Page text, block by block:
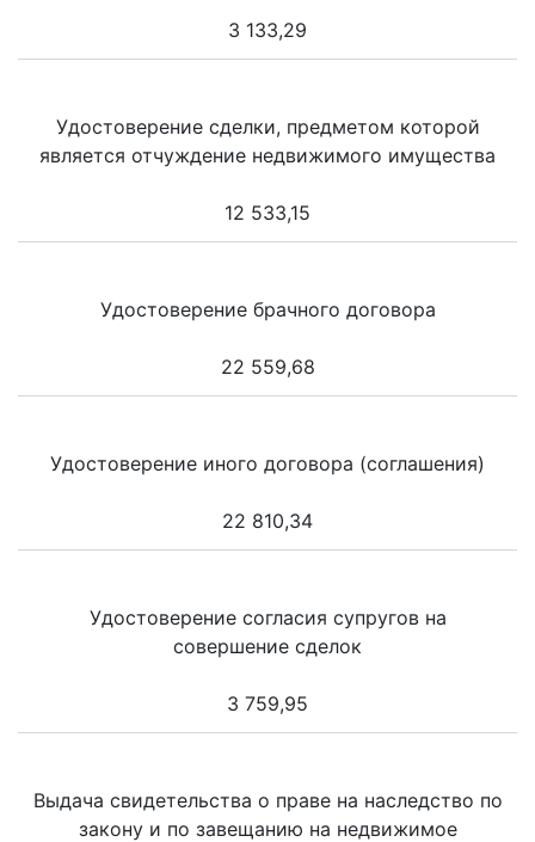
3 133,29
Удостоверение сделки, предметом которой
является отчуждение недвижимого имущества
12 533,15
Удостоверение брачного договора
22 559,68
Удостоверение иного договора (соглашения)
22 810,34
Удостоверение согласия супругов на
совершение сделок
3 759,95
Выдача свидетельства о праве на наследство по
закону и по завещанию на недвижимое